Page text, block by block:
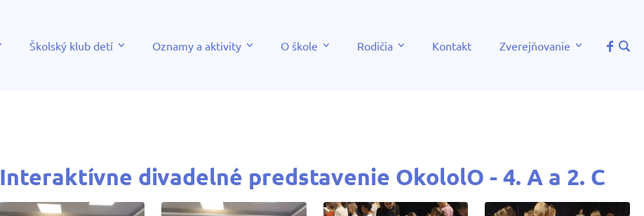
Školský klub detí Oznamy a aktivity O škole Rodičia Kontakt Zverejňovanie
Interaktívne divadelné predstavenie OkololO - 4. A a 2. C